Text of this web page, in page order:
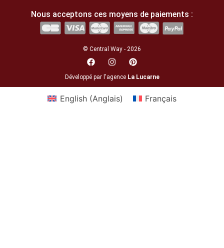
Nous acceptons ces moyens de paiements :
© Central Way - 2026
Développé par l'agence La Lucarne
English(Anglais) Français